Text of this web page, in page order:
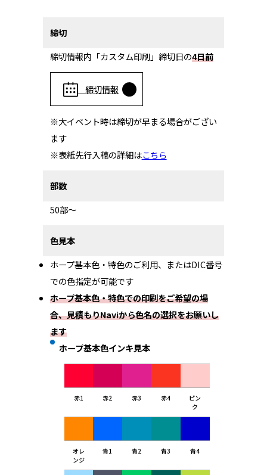
締切
締切情報内「カスタム印刷」締切日の4日前
締切情報
※大イベント時は締切が早まる場合がござい
ます
※表紙先行入稿の詳細はこちら
部数
50部～
色見本
ホープ基本色・特色のご利用、またはDIC番号
での色指定が可能です
ホープ基本色・特色での印刷をご希望の場
合、見積もりNaviから色名の選択をお願いし
ます
ホープ基本色インキ見本
赤1 赤2 赤3 赤4
ピン
ク
オレ
ンジ
青1 青2 青3 青4